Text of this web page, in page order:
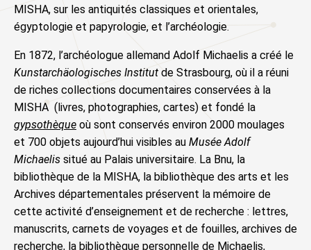
MISHA, sur les antiquités classiques et orientales,
égyptologie et papyrologie, et l’archéologie.
En 1872, l’archéologue allemand Adolf Michaelis a créé le
Kunstarchäologisches Institut de Strasbourg, où il a réuni
de riches collections documentaires conservées à la
MISHA (livres, photographies, cartes) et fondé la
gypsothèque où sont conservés environ 2000 moulages
et 700 objets aujourd’hui visibles au Musée Adolf
Michaelis situé au Palais universitaire. La Bnu, la
bibliothèque de la MISHA, la bibliothèque des arts et les
Archives départementales préservent la mémoire de
cette activité d’enseignement et de recherche : lettres,
manuscrits, carnets de voyages et de fouilles, archives de
recherche, la bibliothèque personnelle de Michaelis,